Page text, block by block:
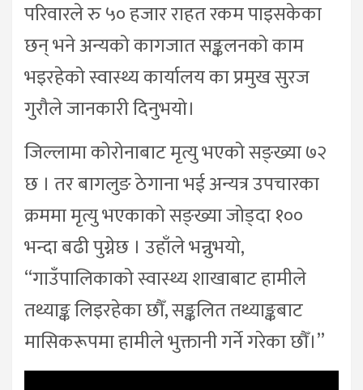
परिवारले रु ५० हजार राहत रकम पाइसकेका
छन् भने अन्यको कागजात सङ्कलनको काम
भइरहेको स्वास्थ्य कार्यालय का प्रमुख सुरज
गुरौले जानकारी दिनुभयो।
जिल्लामा कोरोनाबाट मृत्यु भएको सङ्ख्या ७२
छ । तर बागलुङ ठेगाना भई अन्यत्र उपचारका
क्रममा मृत्यु भएकाको सङ्ख्या जोड्दा १००
भन्दा बढी पुग्नेछ । उहाँले भन्नुभयो,
“गाउँपालिकाको स्वास्थ्य शाखाबाट हामीले
तथ्याङ्क लिइरहेका छौँ, सङ्कलित तथ्याङ्कबाट
मासिकरूपमा हामीले भुक्तानी गर्ने गरेका छौँ।”